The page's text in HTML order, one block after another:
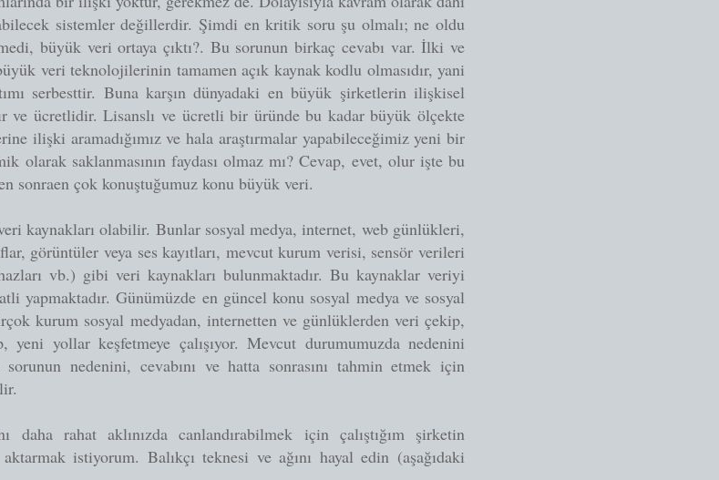
sistemler değillerdir. Şimdi en kritik soru şu olmalı; ne oldu
büyük veri ortaya çıktı?. Bu sorunun birkaç cevabı var. İlki ve
veri teknolojilerinin tamamen açık kaynak kodlu olmasıdır, yani
serbesttir. Buna karşın dünyadaki en büyük şirketlerin ilişkisel
ve ücretlidir. Lisanslı ve ücretli bir üründe bu kadar büyük ölçekte
ilişki aramadığımız ve hala araştırmalar yapabileceğimiz yeni bir
olarak saklanmasının faydası olmaz mı? Cevap, evet, olur işte bu
sonraen çok konuştuğumuz konu büyük veri.
kaynakları olabilir. Bunlar sosyal medya, internet, web günlükleri,
görüntüler veya ses kayıtları, mevcut kurum verisi, sensör verileri
vb.) gibi veri kaynakları bulunmaktadır. Bu kaynaklar veriyi
yapmaktadır. Günümüzde en güncel konu sosyal medya ve sosyal
kurum sosyal medyadan, internetten ve günlüklerden veri çekip,
yeni yollar keşfetmeye çalışıyor. Mevcut durumumuzda nedenini
nedenini, cevabını ve hatta sonrasını tahmin etmek için
daha rahat aklınızda canlandırabilmek için çalıştığım şirketin
istiyorum. Balıkçı teknesi ve ağını hayal edin (aşağıdaki